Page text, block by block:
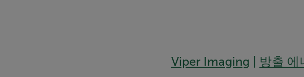
Viper Imaging 방출 에